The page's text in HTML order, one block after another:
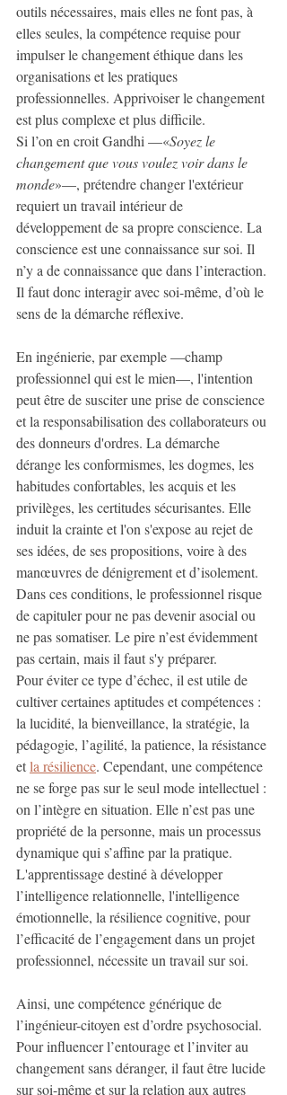
outils nécessaires, mais elles ne font pas, à
elles seules, la compétence requise pour
impulser le changement éthique dans les
organisations et les pratiques
professionnelles. Apprivoiser le changement
est plus complexe et plus difficile.
Si l’on en croit Gandhi —«Soyez le
changement que vous voulez voir dans le
monde»—, prétendre changer l'extérieur
requiert un travail intérieur de
développement de sa propre conscience. La
conscience est une connaissance sur soi. Il
n’y a de connaissance que dans l’interaction.
Il faut donc interagir avec soi-même, d’où le
sens de la démarche réflexive.
En ingénierie, par exemple —champ
professionnel qui est le mien—, l'intention
peut être de susciter une prise de conscience
et la responsabilisation des collaborateurs ou
des donneurs d'ordres. La démarche
dérange les conformismes, les dogmes, les
habitudes confortables, les acquis et les
privilèges, les certitudes sécurisantes. Elle
induit la crainte et l'on s'expose au rejet de
ses idées, de ses propositions, voire à des
manœuvres de dénigrement et d’isolement.
Dans ces conditions, le professionnel risque
de capituler pour ne pas devenir asocial ou
ne pas somatiser. Le pire n’est évidemment
pas certain, mais il faut s'y préparer.
Pour éviter ce type d’échec, il est utile de
cultiver certaines aptitudes et compétences :
la lucidité, la bienveillance, la stratégie, la
pédagogie, l’agilité, la patience, la résistance
et la résilience. Cependant, une compétence
ne se forge pas sur le seul mode intellectuel :
on l’intègre en situation. Elle n’est pas une
propriété de la personne, mais un processus
dynamique qui s’affine par la pratique.
L'apprentissage destiné à développer
l’intelligence relationnelle, l'intelligence
émotionnelle, la résilience cognitive, pour
l’efficacité de l’engagement dans un projet
professionnel, nécessite un travail sur soi.
Ainsi, une compétence générique de
l’ingénieur-citoyen est d’ordre psychosocial.
Pour influencer l’entourage et l’inviter au
changement sans déranger, il faut être lucide
sur soi-même et sur la relation aux autres